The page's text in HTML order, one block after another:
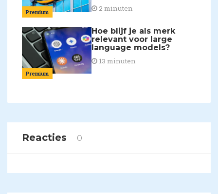
Premium 2 minuten
Premium
Hoe blijf je als merk
relevant voor large
language models?
13 minuten
Reacties 0